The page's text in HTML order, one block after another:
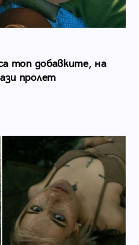
топ добавките, на
пролет